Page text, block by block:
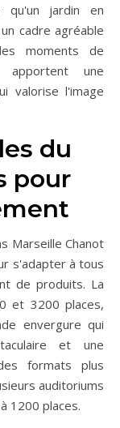
qu'un jardin en
cadre agréable
moments de
apportent une
valorise l'image
du
pour
Marseille Chanot
s'adapter à tous
de produits. La
et 3200 places,
envergure qui
et une
formats plus
auditoriums
1200 places.